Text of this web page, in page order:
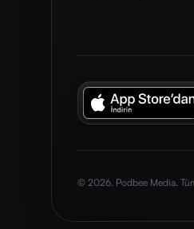
© 2026. Podbee Media. Tüm